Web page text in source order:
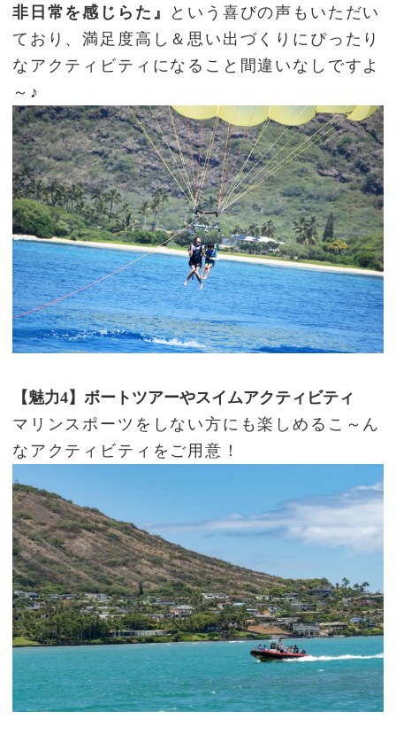
非日常を感じらた』
という喜びの声もいただい
ており、満足度高し＆思い出づくりにぴったり
なアクティビティになること間違いなしですよ
～♪
【魅力4】ボートツアーやスイムアクティビティ
マリンスポーツをしない方にも楽しめるこ～ん
なアクティビティをご用意！